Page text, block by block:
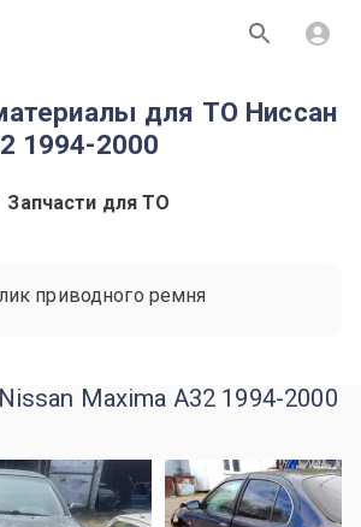
для ТО Ниссан
1994-2000
Запчасти для ТО
приводного ремня
Maxima A32 1994-2000